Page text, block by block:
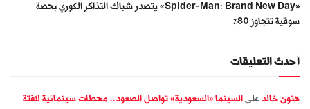
«Spider-Man: Brand New Day» يتصدر شباك التذاكر الكوري بحصة
سوقية تتجاوز 80%
أحدث التعليقات
هتون خالد على السينما «السعودية» تواصل الصعود.. محطات سينمائية لافتة